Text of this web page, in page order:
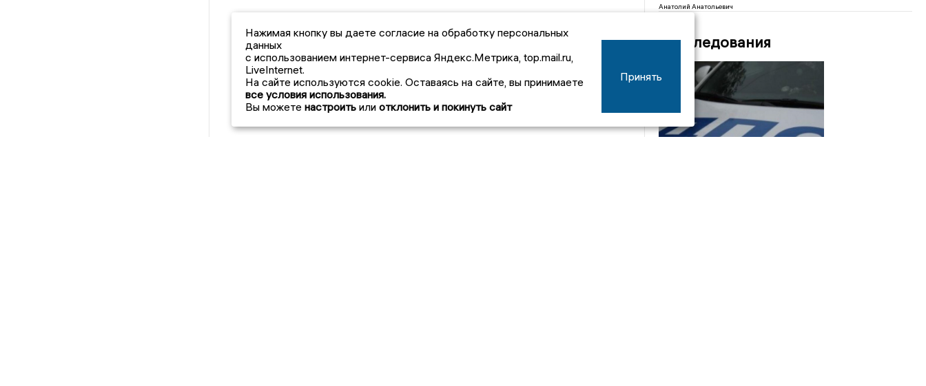
Анатолий Анатольевич
Расследования
Нажимая кнопку вы даете согласие на обработку персональных
данных
с использованием интернет-сервиса Яндекс.Метрика, top.mail.ru,
LiveInternet.
На сайте используются cookie. Оставаясь на сайте, вы принимаете
все условия использования.
Вы можете настроить или отклонить и покинуть сайт
Принять